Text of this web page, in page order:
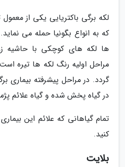
لکه برگی باکتریایی یکی از
که به انواع بگونیا حمله می
ها لکه های کوچکی با حاشیه
مراحل اولیه رنگ لکه ها تیره
گردد. در مراحل پیشرفته بیماری
در گیاه پخش شده و گیاه علائم
تمام گیاهانی که علائم این
کنید.
بلایت